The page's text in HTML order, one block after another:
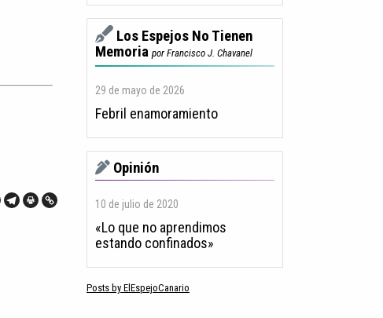
Los Espejos No Tienen
Memoria por Francisco J. Chavanel
29 de mayo de 2026
Febril enamoramiento
Opinión
10 de julio de 2020
«Lo que no aprendimos
estando confinados»
Posts by ElEspejoCanario